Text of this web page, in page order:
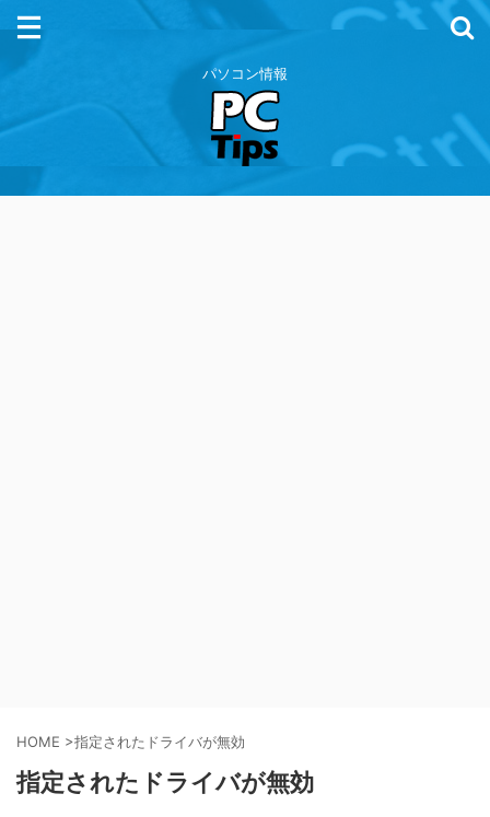
パソコン情報
HOME >指定されたドライバが無効
指定されたドライバが無効